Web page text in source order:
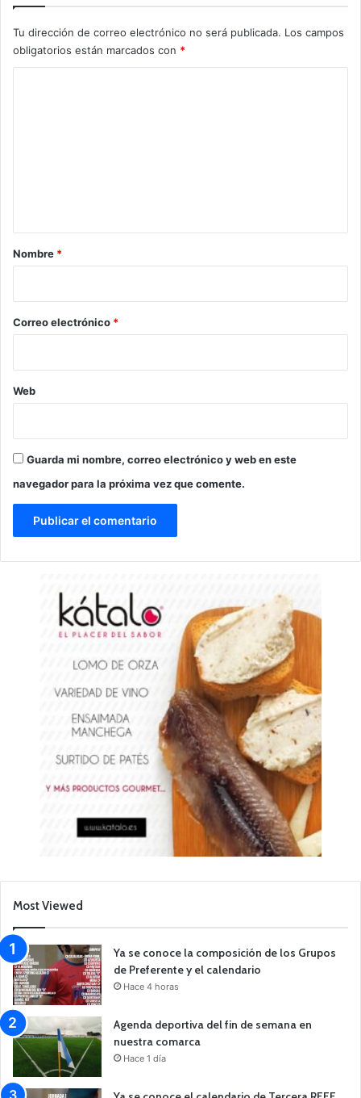
Tu dirección de correo electrónico no será publicada. Los campos
obligatorios están marcados con *
r
*
Nombre *
Correo electrónico *
Web
Guarda mi nombre, correo electrónico y web en este
navegador para la próxima vez que comente.
Most Viewed
Ya se conoce la composición de los Grupos
de Preferente y el calendario
Hace 4 horas
Agenda deportiva del fin de semana en
nuestra comarca
Hace 1 día